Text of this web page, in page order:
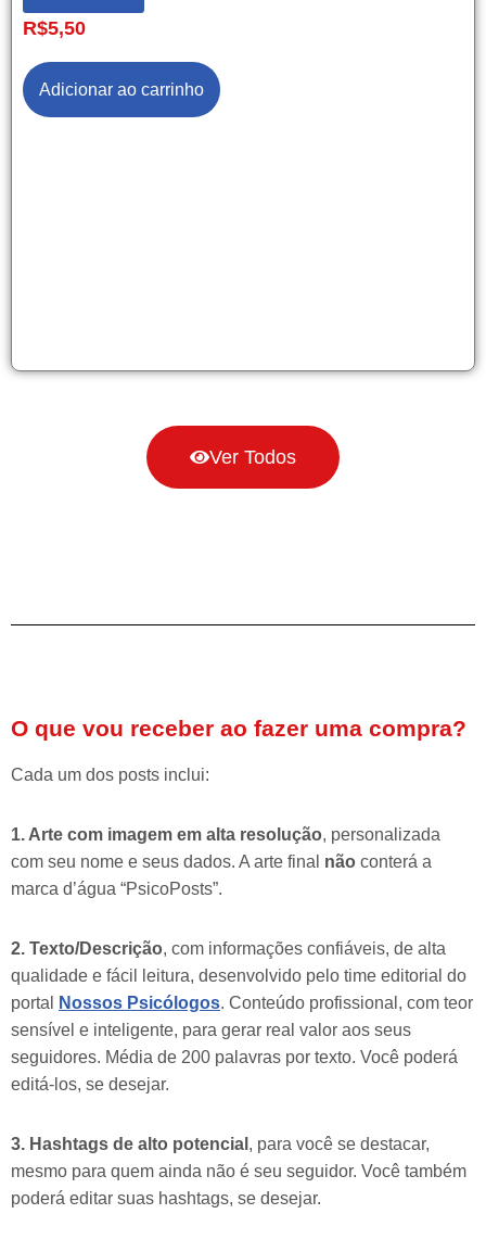
R$5,50
Adicionar ao carrinho
Ver Todos
O que vou receber ao fazer uma compra?
Cada um dos posts inclui:
1. Arte com imagem em alta resolução, personalizada
com seu nome e seus dados. A arte final não conterá a
marca d’água “PsicoPosts”.
2. Texto/Descrição, com informações confiáveis, de alta
qualidade e fácil leitura, desenvolvido pelo time editorial do
portal
Nossos Psicólogos. Conteúdo profissional, com teor
sensível e inteligente, para gerar real valor aos seus
seguidores. Média de 200 palavras por texto. Você poderá
editá-los, se desejar.
3. Hashtags de alto potencial , para você se destacar,
mesmo para quem ainda não é seu seguidor. Você também
poderá editar suas hashtags, se desejar.